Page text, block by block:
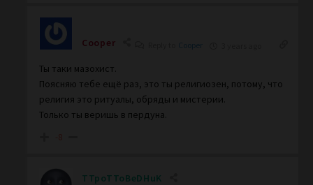
Cooper Cooper
Ты таки мазохист.
Поясняю тебе ещё раз, это ты религиозен, потому, что
религия это ритуалы, обряды и мистерии.
Только ты веришь в пердуна.
-8
TTpoTToBeDHuK